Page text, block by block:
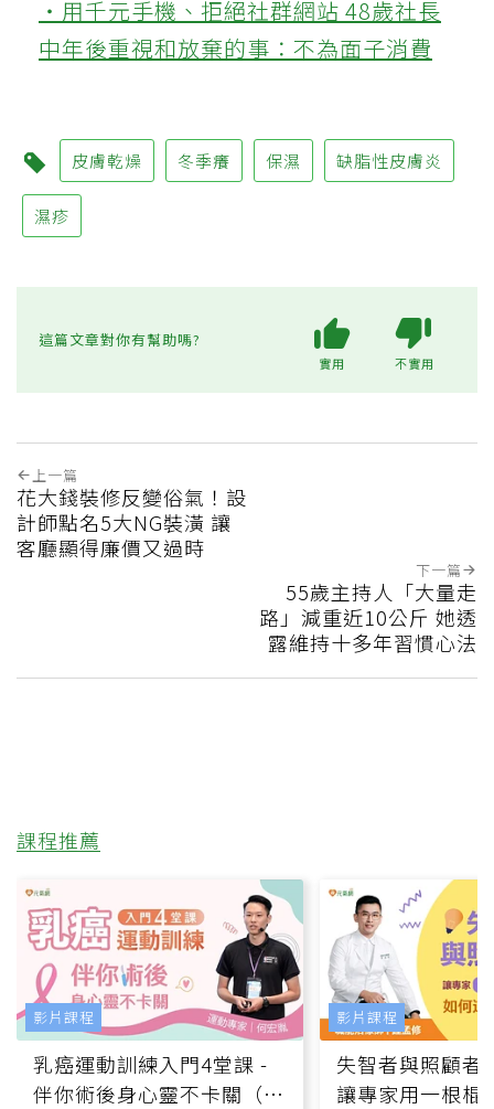
‧用千元手機、拒絕社群網站 48歲社長
中年後重視和放棄的事：不為面子消費
皮膚乾燥 冬季癢 保濕 缺脂性皮膚炎
濕疹
這篇文章對你有幫助嗎?
實用 不實用
上一篇
花大錢裝修反變俗氣！設
計師點名5大NG裝潢 讓
客廳顯得廉價又過時
下一篇
55歲主持人「大量走
路」減重近10公斤 她透
露維持十多年習慣心法
課程推薦
乳癌運動訓練入門4堂課 -
伴你術後身心靈不卡關（線
影片課程
失智者與照顧者
讓專家用一根棍
影片課程